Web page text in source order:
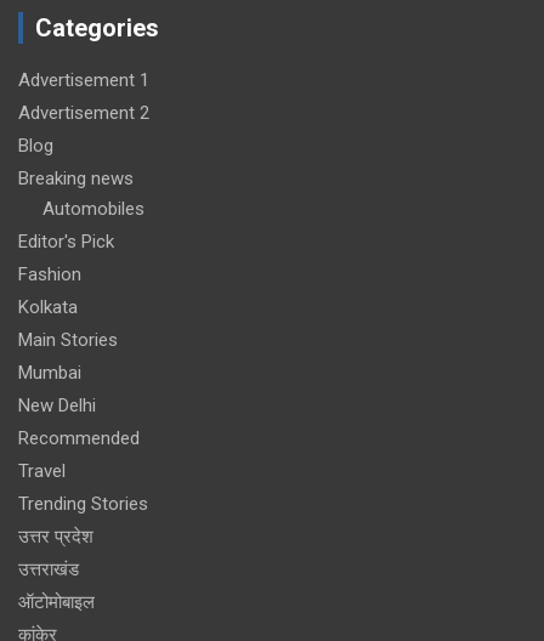
Categories
Advertisement 1
Advertisement 2
Blog
Breaking news
Automobiles
Editor's Pick
Fashion
Kolkata
Main Stories
Mumbai
New Delhi
Recommended
Travel
Trending Stories
उत्तर प्रदेश
उत्तराखंड
ऑटोमोबाइल
कांकेर